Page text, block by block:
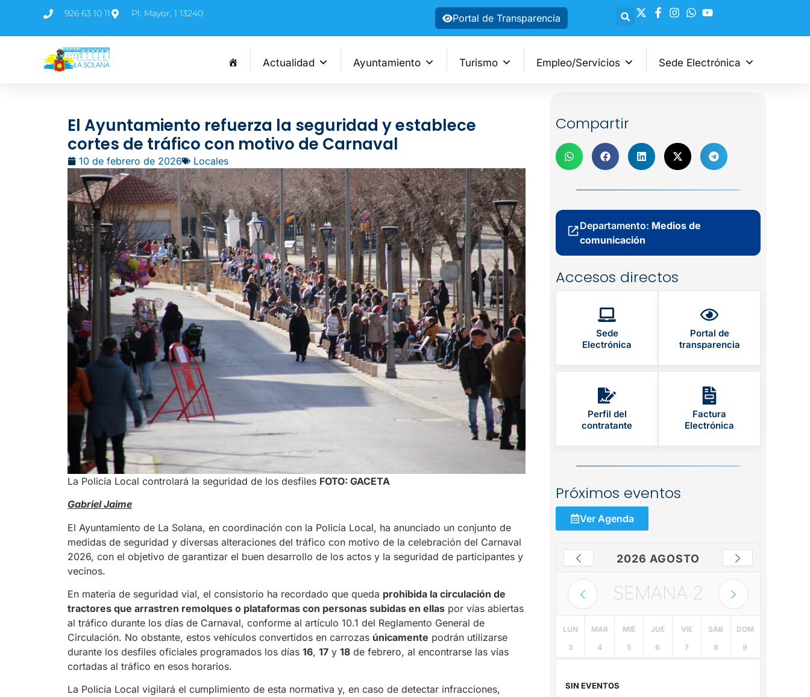
926 63 10 11 Pl. Mayor, 1 13240 Portal de Transparencia
Actualidad Ayuntamiento Turismo Empleo/Servicios Sede Electrónica
El Ayuntamiento refuerza la seguridad y establece
cortes de tráfico con motivo de Carnaval
10 de febrero de 2026 Locales
La Policía Local controlará la seguridad de los desfiles FOTO: GACETA
Gabriel Jaime
El Ayuntamiento de La Solana, en coordinación con la Policía Local, ha anunciado un conjunto de
medidas de seguridad y diversas alteraciones del tráfico con motivo de la celebración del Carnaval
2026, con el objetivo de garantizar el buen desarrollo de los actos y la seguridad de participantes y
vecinos.
En materia de seguridad vial, el consistorio ha recordado que queda prohibida la circulación de
tractores que arrastren remolques o plataformas con personas subidas en ellas por vías abiertas
al tráfico durante los días de Carnaval, conforme al artículo 10.1 del Reglamento General de
Circulación. No obstante, estos vehículos convertidos en carrozas únicamente podrán utilizarse
durante los desfiles oficiales programados los días 16, 17 y 18 de febrero, al encontrarse las vías
cortadas al tráfico en esos horarios.
La Policía Local vigilará el cumplimiento de esta normativa y, en caso de detectar infracciones,
Compartir
Departamento: Medios de
comunicación
Accesos directos
Sede
Electrónica
Portal de
transparencia
Perfil del
contratante
Factura
Electrónica
Próximos eventos
Ver Agenda
2026 AGOSTO
SEMANA 2
LUN
3
MAR
4
MIÉ
5
JUE
6
VIE
7
SÁB
8
DOM
9
SIN EVENTOS